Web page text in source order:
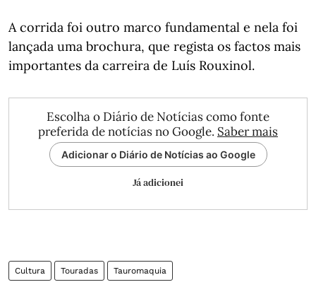
A corrida foi outro marco fundamental e nela foi
lançada uma brochura, que regista os factos mais
importantes da carreira de Luís Rouxinol.
Escolha o Diário de Notícias como fonte
preferida de notícias no Google. Saber mais
Adicionar o Diário de Notícias ao Google
Já adicionei
Cultura Touradas Tauromaquia